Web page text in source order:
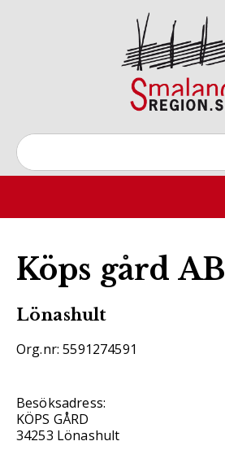
Köps gård AB
Lönashult
Org.nr: 5591274591
Besöksadress:
KÖPS GÅRD
34253 Lönashult